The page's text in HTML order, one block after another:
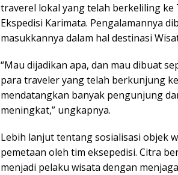
traverel lokal yang telah berkeliling ke
Ekspedisi Karimata. Pengalamannya
masukkannya dalam hal destinasi
“Mau dijadikan apa, dan mau dibuat
para traveler yang telah berkunjung
mendatangkan banyak pengunjung
meningkat,” ungkapnya.
Lebih lanjut tentang sosialisasi objek
pemetaan oleh tim eksepedisi. Citra
menjadi pelaku wisata dengan